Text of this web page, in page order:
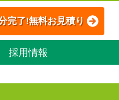
完了!無料お見積り
採用情報